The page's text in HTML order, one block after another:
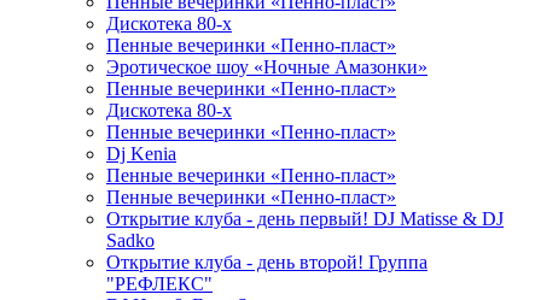
Дискотека 80-х
Пенные вечеринки «Пенно-пласт»
Эротическое шоу «Ночные Амазонки»
Пенные вечеринки «Пенно-пласт»
Дискотека 80-х
Пенные вечеринки «Пенно-пласт»
Dj Kenia
Пенные вечеринки «Пенно-пласт»
Пенные вечеринки «Пенно-пласт»
Открытие клуба - день первый! DJ Matisse & DJ
Sadko
Открытие клуба - день второй! Группа
"РЕФЛЕКС"